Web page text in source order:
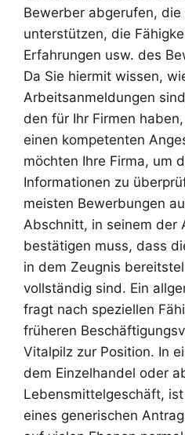
Bewerber abgerufen,
unterstützen, die
Erfahrungen usw. des
Da Sie hiermit wissen,
Arbeitsanmeldungen
den für Ihr Firmen
einen kompetenten
möchten Ihre Firma, um
Informationen zu
meisten Bewerbungen
Abschnitt, in seinem der
bestätigen muss, dass
in dem Zeugnis
vollständig sind. Ein
fragt nach speziellen
früheren
Vitalpilz zur Position. In
dem Einzelhandel oder
Lebensmittelgeschäft,
eines generischen